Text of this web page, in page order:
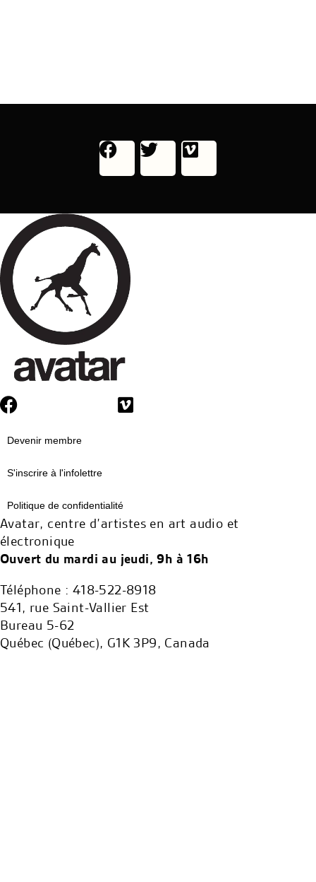
Devenir membre
S'inscrire à l'infolettre
Politique de confidentialité
Avatar, centre d’artistes en art audio et
électronique
Ouvert du mardi au jeudi, 9h à 16h
Téléphone : 418-522-8918
541, rue Saint-Vallier Est
Bureau 5-62
Québec (Québec), G1K 3P9, Canada